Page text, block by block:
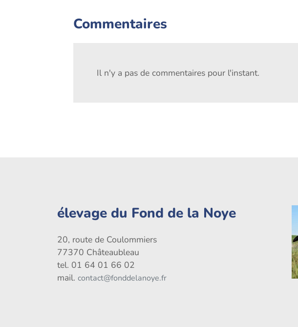
Commentaires
Il n'y a pas de commentaires pour l'instant.
élevage du Fond de la Noye
20, route de Coulommiers
77370 Châteaubleau
tel. 01 64 01 66 02
mail. contact@fonddelanoye.fr